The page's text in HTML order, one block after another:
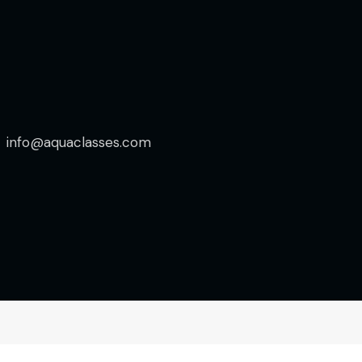
info@aquaclasses.com